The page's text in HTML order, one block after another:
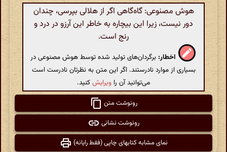
هوش مصنوعی: گاه‌گاهی اگر از هلالی بپرسی، چندان
دور نیست، زیرا این بیچاره به خاطر این آرزو در درد و
رنج است.
اخطار: برگردان‌های تولید شده توسط هوش مصنوعی در
بسیاری از موارد نادرستند. اگر این متن به نظرتان نادرست است
می‌توانید آن را ویرایشکنید.
رونوشت متن
رونوشت نشانی
نمای مشابه کتابهای چاپی (فقط رایانه)